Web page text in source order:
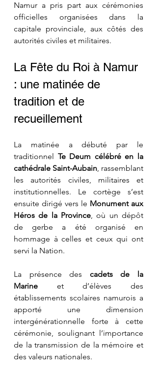
Namur a pris part aux cérémonies
officielles organisées dans la
capitale provinciale, aux côtés des
autorités civiles et militaires.
La Fête du Roi à Namur
: une matinée de
tradition et de
recueillement
La matinée a débuté par le
traditionnel Te Deum célébré en la
cathédrale Saint-Aubain, rassemblant
les autorités civiles, militaires et
institutionnelles. Le cortège s’est
ensuite dirigé vers le Monument aux
Héros de la Province, où un dépôt
de gerbe a été organisé en
hommage à celles et ceux qui ont
servi la Nation.
La présence des cadets de la
Marine et d’élèves des
établissements scolaires namurois a
apporté une dimension
intergénérationnelle forte à cette
cérémonie, soulignant l’importance
de la transmission de la mémoire et
des valeurs nationales.